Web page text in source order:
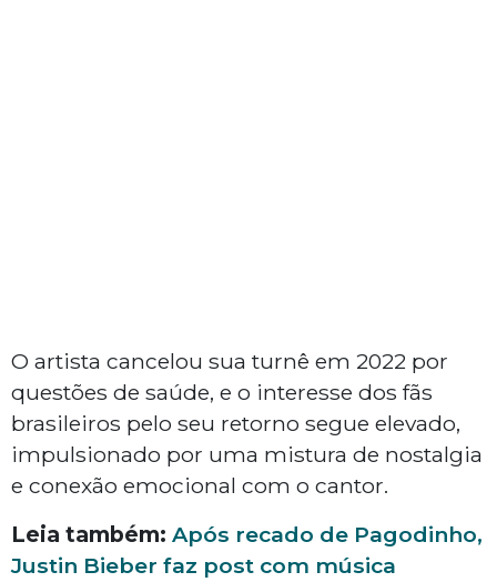
O artista cancelou sua turnê em 2022 por
questões de saúde, e o interesse dos fãs
brasileiros pelo seu retorno segue elevado,
impulsionado por uma mistura de nostalgia
e conexão emocional com o cantor.
Leia também: Após recado de Pagodinho,
Justin Bieber faz post com música